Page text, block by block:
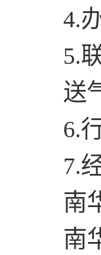
4.
5.
送
6.
7.
南
南